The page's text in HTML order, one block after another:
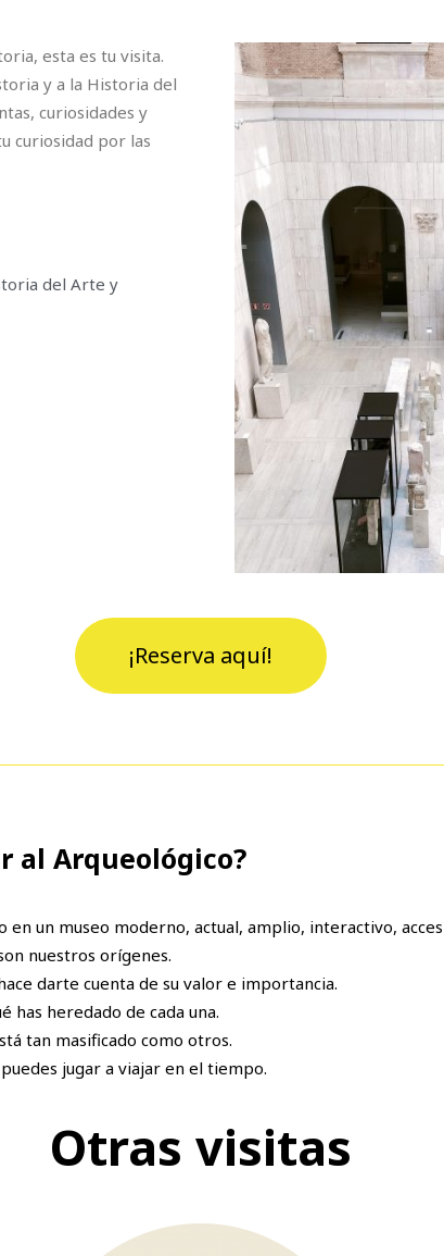
esta es tu visita.
y a la Historia del
curiosidades y
curiosidad por las
del Arte y
¡Reserva aquí!
al Arqueológico?
en un museo moderno, actual, amplio, interactivo,
nuestros orígenes.
darte cuenta de su valor e importancia.
has heredado de cada una.
tan masificado como otros.
jugar a viajar en el tiempo.
Otras visitas